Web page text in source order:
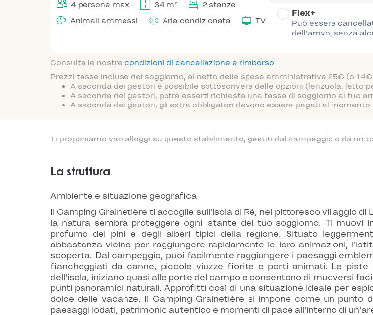
4 persone max 34 m²
2 stanze
Animali ammessi
Aria condizionata TV
Flex+
Può essere
dell'arrivo, senza
Consulta le nostre condizioni di cancellazione e rimborso
Prezzi tasse incluse del soggiorno, al netto delle spese amministrative 25€ (o 14€
A seconda dei gestori è possibile sottoscrivere delle opzioni (lenzuola, letto
A seconda dei gestori, potrà esserti richiesta una tassa di soggiorno al tuo
A seconda dei gestori, gli extra obbligatori devono essere pagati al
Ti proponiamo vari alloggi su questo stabilimento, gestiti dal campeggio o da un
La struttura
Ambiente e situazione geografica
Il Camping Grainetière ti accoglie sull'isola di Ré, nel pittoresco villaggio
la natura sembra proteggere ogni istante del tuo soggiorno. Ti muovi
profumo dei pini e degli alberi tipici della regione. Situato
abbastanza vicino per raggiungere rapidamente le loro animazioni,
scoperta. Dal campeggio, puoi facilmente raggiungere i paesaggi
fiancheggiati da canne, piccole viuzze fiorite e porti animati. Le
dell'isola, iniziano quasi alle porte del campo e consentono di muoversi
punti panoramici naturali. Approfitti così di una situazione ideale per
dolce delle vacanze. Il Camping Grainetière si impone come un
paesaggi iodati, patrimonio autentico e momenti di pace all'interno di